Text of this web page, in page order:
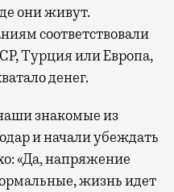
они живут.
соответствовали
Турция или Европа,
денег.
знакомые из
и начали убеждать
«Да, напряжение
жизнь идет